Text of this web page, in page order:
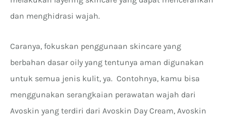
dan menghidrasi wajah.
Caranya, fokuskan penggunaan skincare yang
berbahan dasar oily yang tentunya aman digunakan
untuk semua jenis kulit, ya. Contohnya, kamu bisa
menggunakan serangkaian perawatan wajah dari
Avoskin yang terdiri dari Avoskin Day Cream, Avoskin